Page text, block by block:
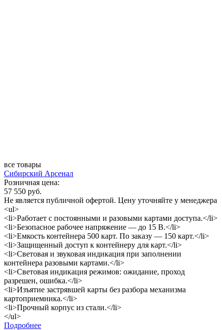
все товары
Сибирский Арсенал
Розничная цена:
57 550 руб.
Не является публичной офертой. Цену уточняйте у менеджера
<ul>
<li>Работает с постоянными и разовыми картами доступа.</li>
<li>Безопасное рабочее напряжение — до 15 В.</li>
<li>Емкость контейнера 500 карт. По заказу — 150 карт.</li>
<li>Защищенный доступ к контейнеру для карт.</li>
<li>Световая и звуковая индикация при заполнении
контейнера разовыми картами.</li>
<li>Световая индикация режимов: ожидание, проход
разрешен, ошибка.</li>
<li>Изъятие застрявшей карты без разбора механизма
картоприемника.</li>
<li>Прочный корпус из стали.</li>
</ul>
Подробнее